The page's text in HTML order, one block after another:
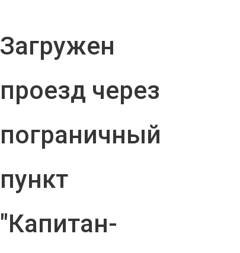
Загружен
проезд через
пограничный
пункт
"Капитан-